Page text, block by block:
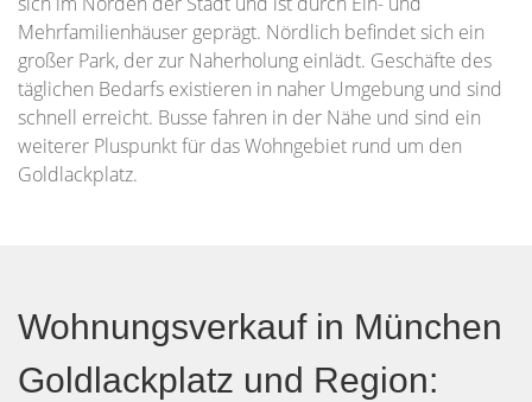
Mehrfamilienhäuser geprägt. Nördlich befindet sich ein
großer Park, der zur Naherholung einlädt. Geschäfte des
täglichen Bedarfs existieren in naher Umgebung und sind
schnell erreicht. Busse fahren in der Nähe und sind ein
weiterer Pluspunkt für das Wohngebiet rund um den
Goldlackplatz.
Wohnungsverkauf in München
Goldlackplatz und Region: